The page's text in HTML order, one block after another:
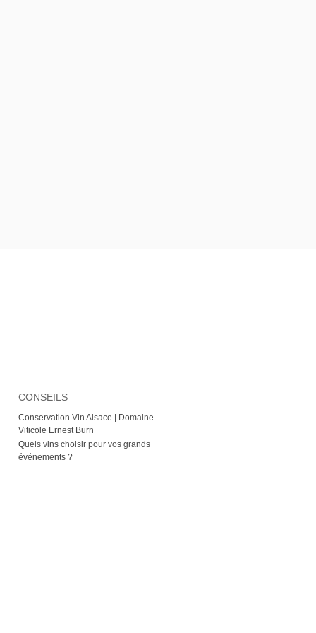
CONSEILS
Conservation Vin Alsace | Domaine
Viticole Ernest Burn
Quels vins choisir pour vos grands
événements ?